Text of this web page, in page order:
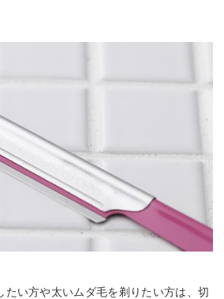
たい方や太いムダ毛を剃りたい方は、切